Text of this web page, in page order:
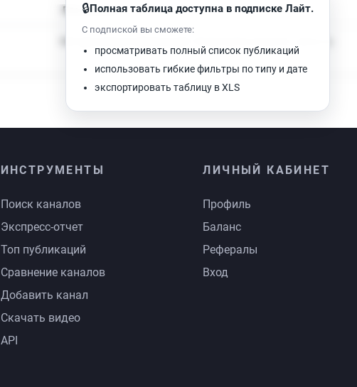
Просмотров Время чтения
🔒Полная таблица доступна в подписке Лайт.
С подпиской вы сможете:
просматривать полный список публикаций
использовать гибкие фильтры по типу и дате
экспортировать таблицу в XLS
ИНСТРУМЕНТЫ
Поиск каналов
Экспресс-отчет
Топ публикаций
Сравнение каналов
Добавить канал
Скачать видео
API
ЛИЧНЫЙ КАБИНЕТ
Профиль
Баланс
Рефералы
Вход